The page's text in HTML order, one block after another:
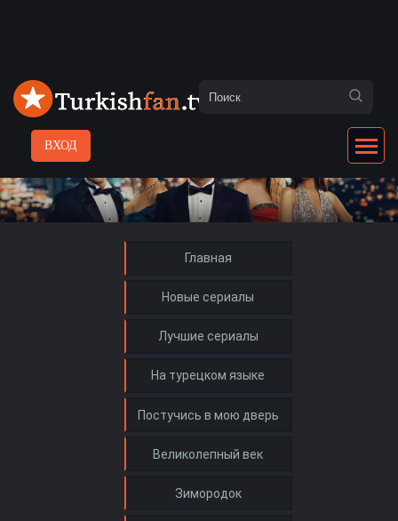
ВХОД
Главная
Новые сериалы
Лучшие сериалы
На турецком языке